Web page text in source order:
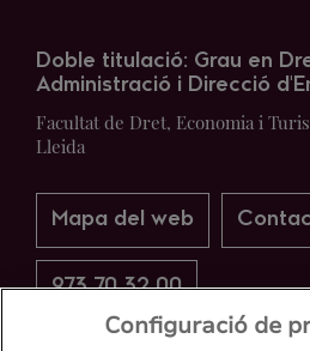
Doble titulació: Grau en
Administració i Direcció
Facultat de Dret, Economia i
Lleida
Mapa del web
973 70 32 00
Configuració de